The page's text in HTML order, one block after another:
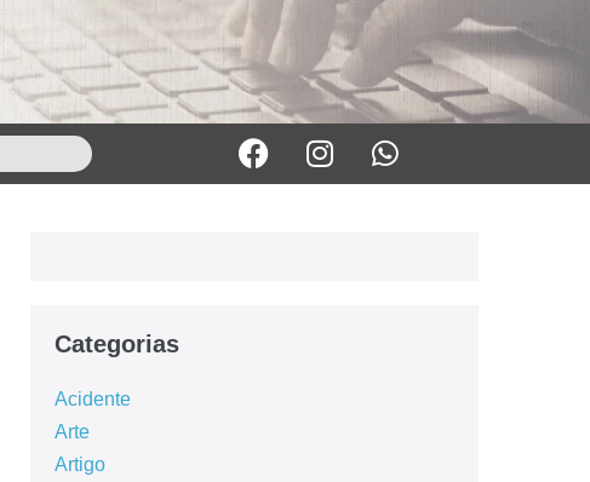
Categorias
Acidente
Arte
Artigo